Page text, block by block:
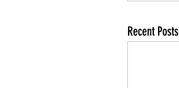
Recent Posts